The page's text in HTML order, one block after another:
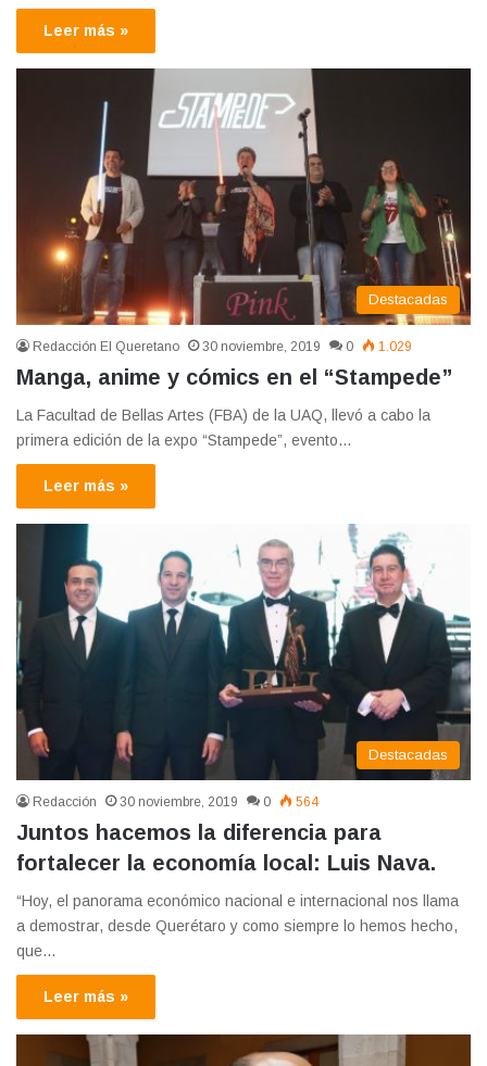
Leer más »
Destacadas
Redacción El Queretano 30 noviembre, 2019 0 1.029
Manga, anime y cómics en el “Stampede”
La Facultad de Bellas Artes (FBA) de la UAQ, llevó a cabo la
primera edición de la expo “Stampede”, evento…
Leer más »
Destacadas
Redacción 30 noviembre, 2019 0 564
Juntos hacemos la diferencia para
fortalecer la economía local: Luis Nava.
“Hoy, el panorama económico nacional e internacional nos llama
a demostrar, desde Querétaro y como siempre lo hemos hecho,
que…
Leer más »